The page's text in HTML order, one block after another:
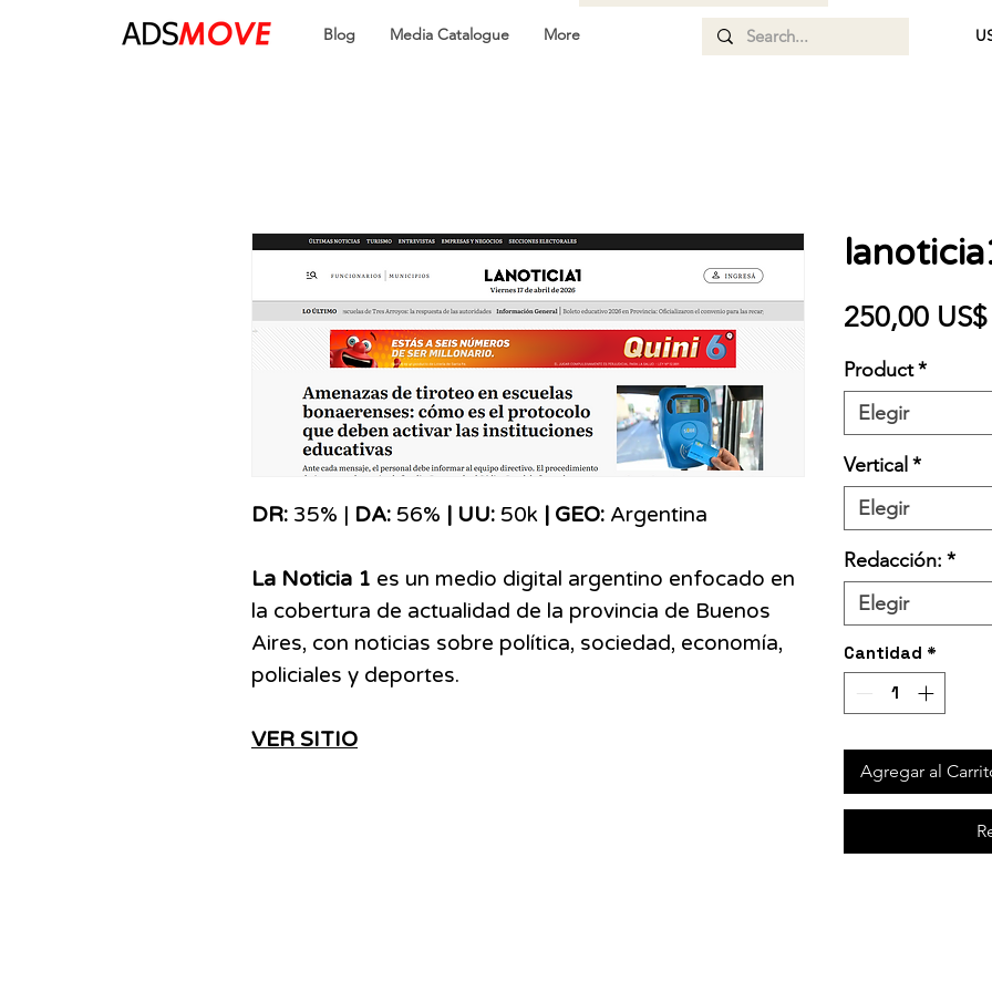
Blog Media Catalogue More
DR: 35% | DA: 56% | UU: 50k | GEO: Argentina
La Noticia 1 es un medio digital argentino enfocado en
la cobertura de actualidad de la provincia de Buenos
Aires, con noticias sobre política, sociedad, economía,
policiales y deportes.
VER SITIO
250,00 US$
Product*
Elegir
Vertical *
Elegir
Redacción: *
Elegir
Cantidad *
Agregar al